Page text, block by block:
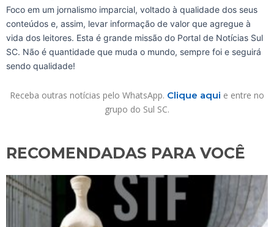
Foco em um jornalismo imparcial, voltado à qualidade dos seus
conteúdos e, assim, levar informação de valor que agregue à
vida dos leitores. Esta é grande missão do Portal de Notícias Sul
SC. Não é quantidade que muda o mundo, sempre foi e seguirá
sendo qualidade!
Receba outras notícias pelo WhatsApp. Clique aqui e entre no
grupo do Sul SC.
RECOMENDADAS PARA VOCÊ​